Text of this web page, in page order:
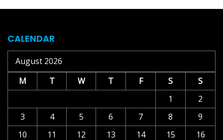
CALENDAR
August 2026
M
T W T F S
S
1
2
3
4 5 6 7 8
9
10
11 12 13 14 15
16